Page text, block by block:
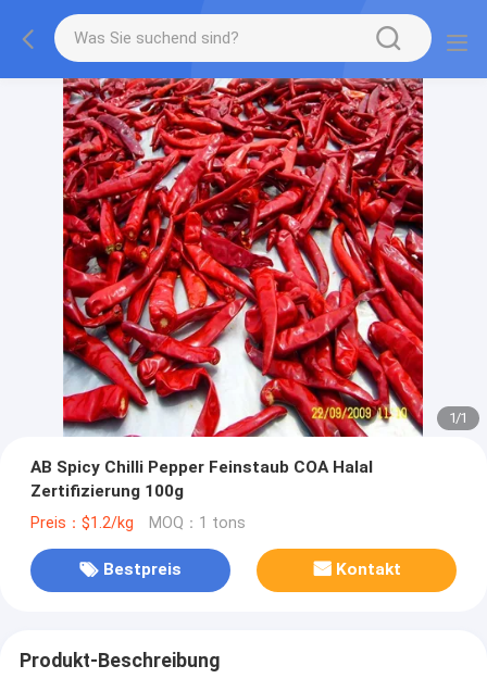
1/1
AB Spicy Chilli Pepper Feinstaub COA Halal
Zertifizierung 100g
Preis：$1.2/kg MOQ：1 tons
Bestpreis Kontakt
Produkt-Beschreibung